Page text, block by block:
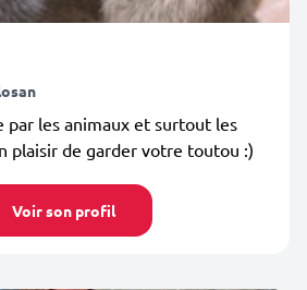
par les animaux et surtout les
plaisir de garder votre toutou :)
Voir son profil